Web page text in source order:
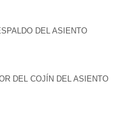
DEL ASIENTO
DEL COJÍN DEL ASIENTO